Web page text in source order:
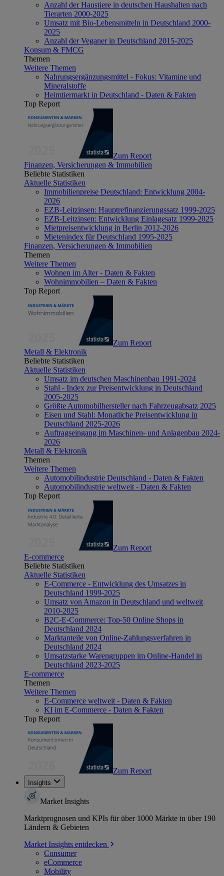
Anzahl der Haustiere in deutschen Haushalten nach
Tierarten 2000-2025
Umsatz mit Bio-Lebensmitteln in Deutschland 2000-
2025
Anzahl der Veganer in Deutschland 2015-2025
Konsum & FMCG
Themen
Weitere Themen
Nahrungsergänzungsmittel - Fokus: Vitamine und
Mineralstoffe
Heimtiermarkt in Deutschland - Daten & Fakten
Top Report
Zum Report
Finanzen, Versicherungen & Immobilien
Beliebte Statistiken
Aktuelle Statistiken
Immobilienpreise Deutschland: Entwicklung 2004-
2026
EZB-Leitzinsen: Hauptrefinanzierungssatz 1999-2025
EZB-Leitzinsen: Entwicklung Einlagesatz 1999-2025
Mietpreisentwicklung in Berlin 2012-2026
Mietenindex für Deutschland 1995-2025
Finanzen, Versicherungen & Immobilien
Themen
Weitere Themen
Wohnen im Alter - Daten & Fakten
Wohnimmobilien – Daten & Fakten
Top Report
Zum Report
Metall & Elektronik
Beliebte Statistiken
Aktuelle Statistiken
Umsatz im deutschen Maschinenbau 1991-2024
Stahl - Index zur Preisentwicklung in Deutschland
2005-2025
Größte Automobilhersteller nach Fahrzeugabsatz 2025
Eisen und Stahl: Monatliche Preisentwicklung in
Deutschland 2025-2026
Auftragseingang im Maschinen- und Anlagenbau 2024-
2026
Metall & Elektronik
Themen
Weitere Themen
Automobilindustrie Deutschland - Daten & Fakten
Automobilindustrie weltweit - Daten & Fakten
Top Report
Zum Report
E-commerce
Beliebte Statistiken
Aktuelle Statistiken
E-Commerce - Entwicklung des Umsatzes in
Deutschland 1999-2025
Umsatz von Amazon in Deutschland und weltweit
2010-2025
B2C-E-Commerce: Top-50 Online Shops in
Deutschland 2024
Marktanteile von Online-Zahlungsverfahren in
Deutschland 2024
Umsatzstarke Warengruppen im Online-Handel in
Deutschland 2023-2025
E-commerce
Themen
Weitere Themen
E-Commerce weltweit - Daten & Fakten
KI im E-Commerce - Daten & Fakten
Top Report
Zum Report
Insights
Market Insights
Marktprognosen und KPIs für über 1000 Märkte in über 190
Ländern & Gebieten
Market Insights entdecken
Consumer
eCommerce
Mobility